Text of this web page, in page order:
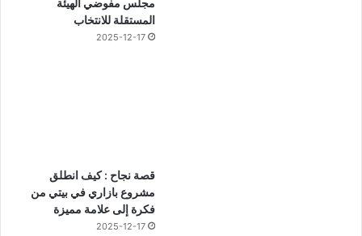
مجلس مفوضي الهيئة
المستقلة للانتخاب
2025-12-17
قصة نجاح : كيف انطلق
مشروع بازاري في بيتي من
فكرة إلى علامة مميزة
2025-12-17